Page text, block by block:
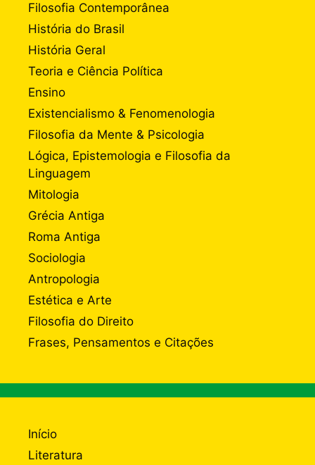
Filosofia Contemporânea
História do Brasil
História Geral
Teoria e Ciência Política
Ensino
Existencialismo & Fenomenologia
Filosofia da Mente & Psicologia
Lógica, Epistemologia e Filosofia da
Linguagem
Mitologia
Grécia Antiga
Roma Antiga
Sociologia
Antropologia
Estética e Arte
Filosofia do Direito
Frases, Pensamentos e Citações
Início
Literatura